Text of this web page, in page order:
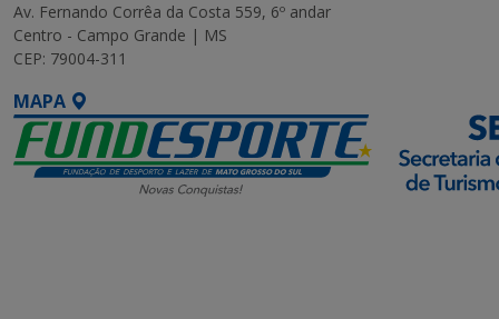
Av. Fernando Corrêa da Costa 559, 6º andar
Centro - Campo Grande | MS
CEP: 79004-311
MAPA